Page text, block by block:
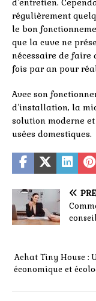
d’entretien.
régulièrement
le bon
que la cuve ne
nécessaire de faire
fois par an pour
Avec son
d’installation, la
solution moderne
usées domestiques.
Achat Tiny House :
économique et